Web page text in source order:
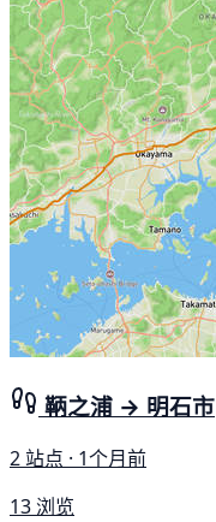
鞆之浦 → 明石市
2 站点 · 1个月前
13 浏览